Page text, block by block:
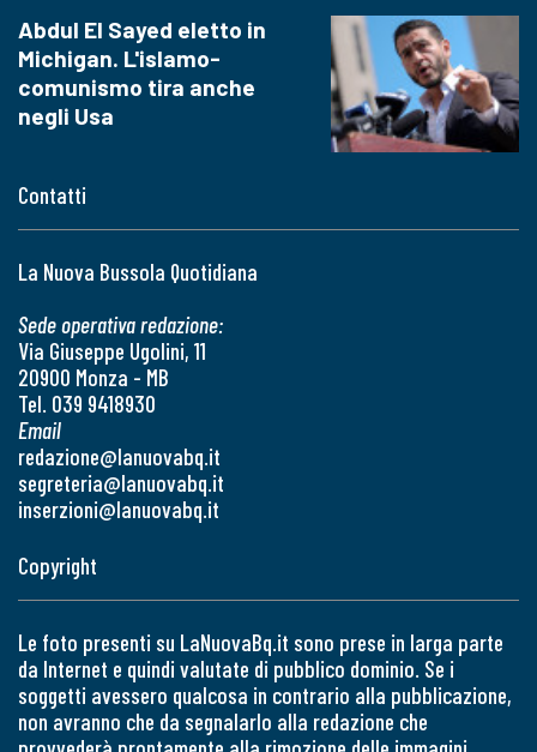
Contatti
La Nuova Bussola Quotidiana
Sede operativa redazione:
Via Giuseppe Ugolini, 11
20900 Monza - MB
Tel. 039 9418930
Email
redazione@lanuovabq.it
segreteria@lanuovabq.it
inserzioni@lanuovabq.it
Abdul El Sayed eletto in
Michigan. L'islamo-
comunismo tira anche
negli Usa
Copyright
Le foto presenti su LaNuovaBq.it sono prese in larga parte
da Internet e quindi valutate di pubblico dominio. Se i
soggetti avessero qualcosa in contrario alla pubblicazione,
non avranno che da segnalarlo alla redazione che